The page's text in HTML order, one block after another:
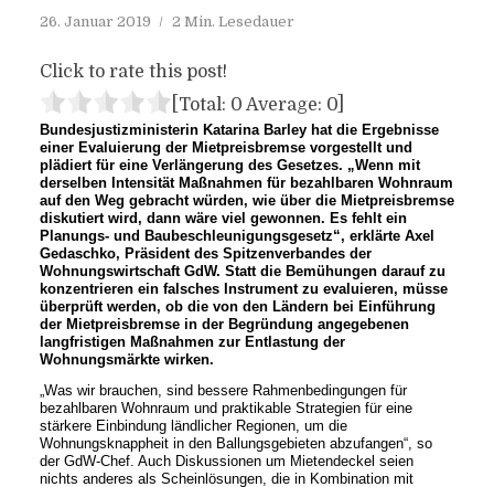
26. Januar 2019 2 Min. Lesedauer
Click to rate this post!
[Total: 0 Average: 0]
Bundesjustizministerin Katarina Barley hat die Ergebnisse
einer Evaluierung der Mietpreisbremse vorgestellt und
plädiert für eine Verlängerung des Gesetzes. „Wenn mit
derselben Intensität Maßnahmen für bezahlbaren Wohnraum
auf den Weg gebracht würden, wie über die Mietpreisbremse
diskutiert wird, dann wäre viel gewonnen. Es fehlt ein
Planungs- und Baubeschleunigungsgesetz“, erklärte Axel
Gedaschko, Präsident des Spitzenverbandes der
Wohnungswirtschaft GdW. Statt die Bemühungen darauf zu
konzentrieren ein falsches Instrument zu evaluieren, müsse
überprüft werden, ob die von den Ländern bei Einführung
der Mietpreisbremse in der Begründung angegebenen
langfristigen Maßnahmen zur Entlastung der
Wohnungsmärkte wirken.
„Was wir brauchen, sind bessere Rahmenbedingungen für
bezahlbaren Wohnraum und praktikable Strategien für eine
stärkere Einbindung ländlicher Regionen, um die
Wohnungsknappheit in den Ballungsgebieten abzufangen“, so
der GdW-Chef. Auch Diskussionen um Mietendeckel seien
nichts anderes als Scheinlösungen, die in Kombination mit